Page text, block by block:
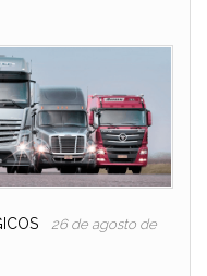
26 de agosto de